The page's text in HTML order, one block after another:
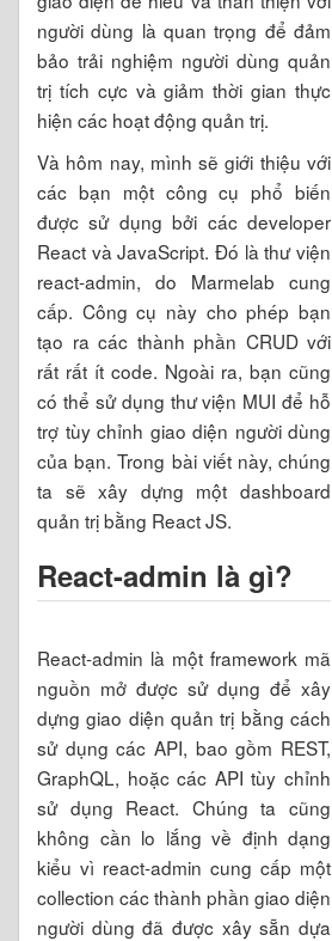
người dùng là quan trọng để đảm
bảo trải nghiệm người dùng quản
trị tích cực và giảm thời gian thực
hiện các hoạt động quản trị.
Và hôm nay, mình sẽ giới thiệu với
các bạn một công cụ phổ biến
được sử dụng bởi các developer
React và JavaScript. Đó là thư viện
react-admin, do Marmelab cung
cấp. Công cụ này cho phép bạn
tạo ra các thành phần CRUD với
rất rất ít code. Ngoài ra, bạn cũng
có thể sử dụng thư viện MUI để hỗ
trợ tùy chỉnh giao diện người dùng
của bạn. Trong bài viết này, chúng
ta sẽ xây dựng một dashboard
quản trị bằng React JS.
React-admin là gì?
React-admin là một framework mã
nguồn mở được sử dụng để xây
dựng giao diện quản trị bằng cách
sử dụng các API, bao gồm REST,
GraphQL, hoặc các API tùy chỉnh
sử dụng React. Chúng ta cũng
không cần lo lắng về định dạng
kiểu vì react-admin cung cấp một
collection các thành phần giao diện
người dùng đã được xây sẵn dựa